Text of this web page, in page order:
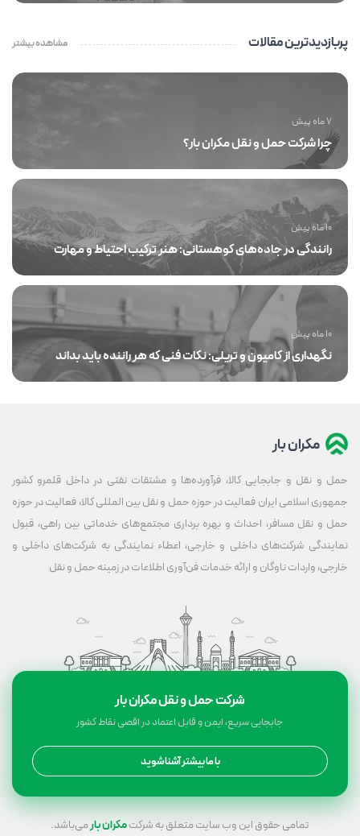
پربازدیدترین مقالات مشاهده بیشتر
چرا شرکت حمل و نقل مکران بار؟
7 ماه پیش
رانندگی در جاده‌های کوهستانی: هنر ترکیب احتیاط و مهارت
10 ماه پیش
نگهداری از کامیون و تریلی: نکات فنی که هر راننده باید بداند
10 ماه پیش
مکران بار
حمل و نقل و جابجایی کالا، فرآورده‌ها و مشتقات نفتی در داخل قلمرو کشور
جمهوری اسلامی ایران فعالیت در حوزه حمل و نقل بین المللی کالا، فعالیت در حوزه
حمل و نقل مسافر، احداث و بهره برداری مجتمع‌های خدماتی بین راهی، قبول
نمایندگی شرکت‌های داخلی و خارجی، اعطاء نمایندگی به شرکت‌های داخلی و
خارجی، واردات ناوگان و ارائه خدمات فن‌آوری اطلاعات در زمینه حمل و نقل
شرکت حمل و نقل مکران بار
جابجایی سریع، ایمن و قابل اعتماد در اقصی نقاط کشور
با ما بیشتر آشنا شوید
تمامی حقوق این وب سایت متعلق به شرکتمکران بارمی‌باشد.